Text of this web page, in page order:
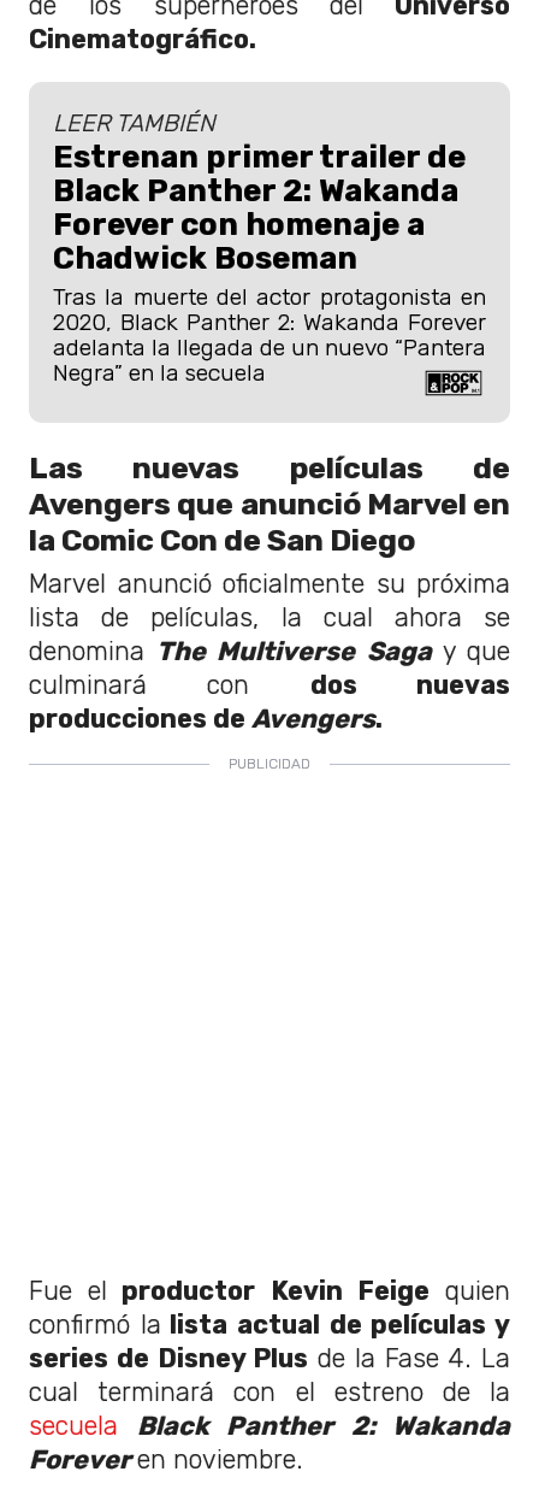
Cinematográfico.
LEER TAMBIÉN
Estrenan primer trailer de
Black Panther 2: Wakanda
Forever con homenaje a
Chadwick Boseman
Tras la muerte del actor protagonista en
2020, Black Panther 2: Wakanda Forever
adelanta la llegada de un nuevo “Pantera
Negra” en la secuela
Las nuevas películas de
Avengers que anunció Marvel en
la Comic Con de San Diego
Marvel anunció oficialmente su próxima
lista de películas, la cual ahora se
denomina The Multiverse Sagay que
culminará con dos nuevas
producciones de Avengers.
Fue el productor Kevin Feige quien
confirmó la lista actual de películas y
series de Disney Plus de la Fase 4. La
cual terminará con el estreno de la
secuela
Black Panther 2: Wakanda
Forever en noviembre.